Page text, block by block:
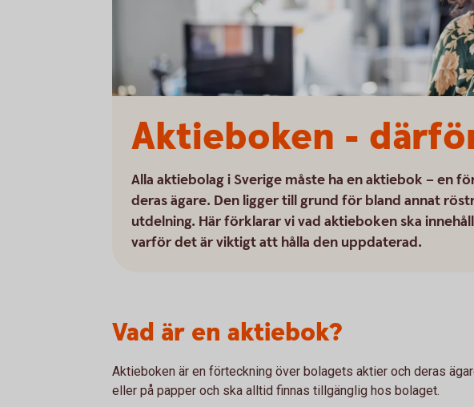
Aktieboken -
Alla aktiebolag i Sverige måste ha en aktiebok – en
deras ägare. Den ligger till grund för bland annat
utdelning. Här förklarar vi vad aktieboken ska
varför det är viktigt att hålla den uppdaterad.
Vad är en aktiebok?
Aktieboken är en förteckning över bolagets aktier och deras
eller på papper och ska alltid finnas tillgänglig hos bolaget.